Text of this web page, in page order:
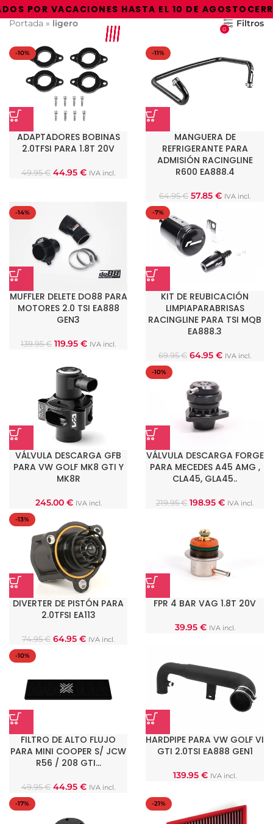
POR VACACIONES HASTA EL 10 DE AGOSTO
0
Paquetes ligeros
Portada » ligero Filtros
-10%
ADAPTADORES BOBINAS
2.0TFSI PARA 1.8T 20V
49.95€ 44.95 € IVA incl.
-11%
MANGUERA DE
REFRIGERANTE PARA
ADMISIÓN RACINGLINE
R600 EA888.4
64.95€ 57.85 € IVA incl.
-14%
MUFFLER DELETE DO88 PARA
MOTORES 2.0 TSI EA888
GEN3
139.95€ 119.95 € IVA incl.
-7%
KIT DE REUBICACIÓN
LIMPIAPARABRISAS
RACINGLINE PARA TSI MQB
EA888.3
69.95€ 64.95 € IVA incl.
VÁLVULA DESCARGA GFB
PARA VW GOLF MK8 GTI Y
MK8R
245.00 € IVA incl.
-10%
VÁLVULA DESCARGA FORGE
PARA MECEDES A45 AMG ,
CLA45, GLA45..
219.95€ 198.95 € IVA incl.
-13%
DIVERTER DE PISTÓN PARA
2.0TFSI EA113
74.95€ 64.95 € IVA incl.
FPR 4 BAR VAG 1.8T 20V
39.95 € IVA incl.
-10%
FILTRO DE ALTO FLUJO
PARA MINI COOPER S/ JCW
R56 / 208 GTI…
49.95€ 44.95 € IVA incl.
HARDPIPE PARA VW GOLF VI
GTI 2.0TSI EA888 GEN1
139.95 € IVA incl.
-17% -21%